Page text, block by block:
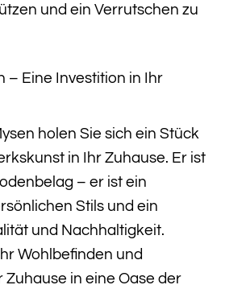
und ein Verrutschen zu
– Eine Investition in Ihr
holen Sie sich ein Stück
in Ihr Zuhause. Er ist
– er ist ein
Stils und ein
und Nachhaltigkeit.
Wohlbefinden und
Zuhause in eine Oase der